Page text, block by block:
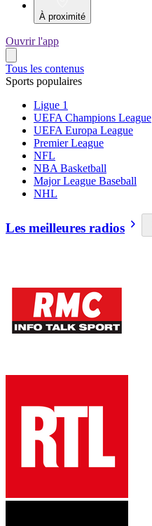
À proximité
Ouvrir l'app
Tous les contenus
Sports populaires
Ligue 1
UEFA Champions League
UEFA Europa League
Premier League
NFL
NBA Basketball
Major League Baseball
NHL
Les meilleures radios